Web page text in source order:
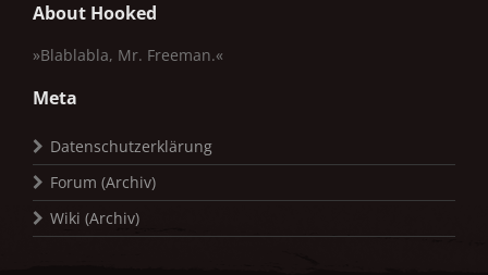
About Hooked
»Blablabla, Mr. Freeman.«
Meta
Datenschutzerklärung
Forum (Archiv)
Wiki (Archiv)